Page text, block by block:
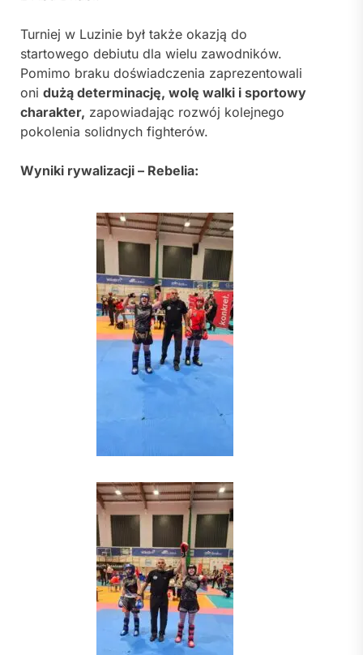
Turniej w Luzinie był także okazją do
startowego debiutu dla wielu zawodników.
Pomimo braku doświadczenia zaprezentowali
oni dużą determinację, wolę walki i sportowy
charakter, zapowiadając rozwój kolejnego
pokolenia solidnych fighterów.
Wyniki rywalizacji – Rebelia: